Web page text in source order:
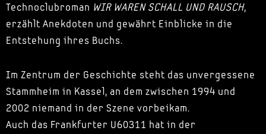
Technoclubroman WIR WAREN SCHALL UND RAUSCH,
erzählt Anekdoten und gewährt Einblicke in die
Entstehung ihres Buchs.
Im Zentrum der Geschichte steht das unvergessene
Stammheim in Kassel, an dem zwischen 1994 und
2002 niemand in der Szene vorbeikam.
Auch das Frankfurter U60311 hat in der